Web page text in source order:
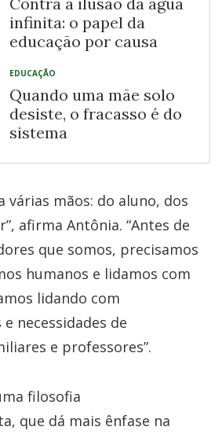
infinita: o papel da
educação por causa
EDUCAÇÃO
Quando uma mãe solo
desiste, o fracasso é do
sistema
várias mãos: do aluno, dos
afirma Antônia. “Antes de
que somos, precisamos
humanos e lidamos com
lidando com
necessidades de
e professores”.
filosofia
que dá mais ênfase na